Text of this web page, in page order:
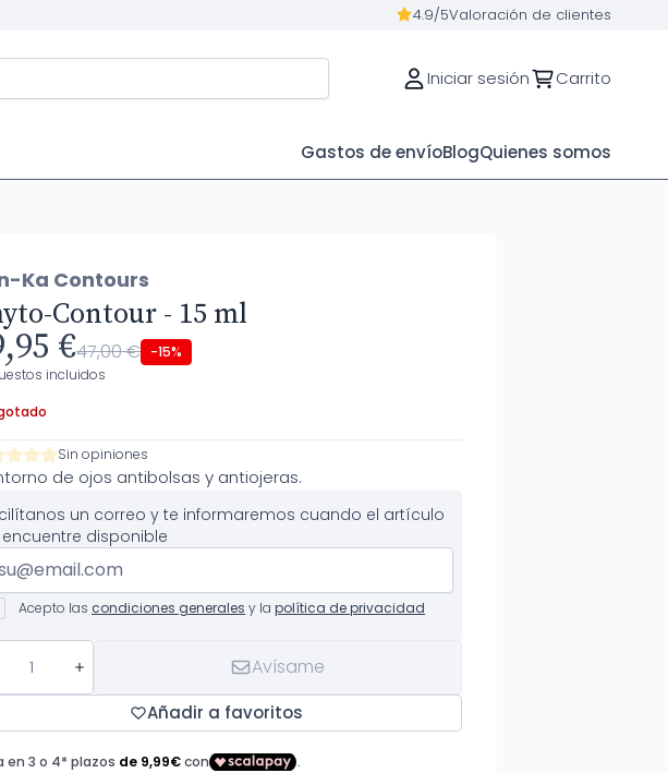
4.9/5Valoración de clientes
Iniciar sesión Carrito
Gastos de envíoBlogQuienes somos
Ka Contours
Contour - 15 ml
€47,00 € -15%
incluidos
Sin opiniones
de ojos antibolsas y antiojeras.
un correo y te informaremos cuando el artículo
encuentre disponible
Acepto las condiciones generales y la política de privacidad
Avísame
Añadir a favoritos